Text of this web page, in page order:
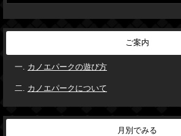
ご案内
カノエパークの遊び方
カノエパークについて
月別でみる